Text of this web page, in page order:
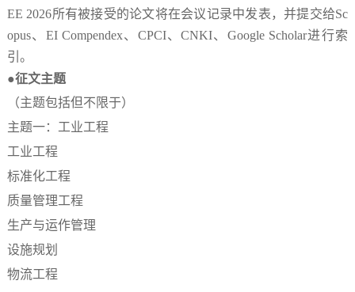
EE 2026所有被接受的论文将在会议记录中发表，并提交给Sc
opus、 EI Compendex、 CPCI、CNKI、 Google Scholar进行索
引。
●征文主题
（主题包括但不限于）
主题一：工业工程
工业工程
标准化工程
质量管理工程
生产与运作管理
设施规划
物流工程